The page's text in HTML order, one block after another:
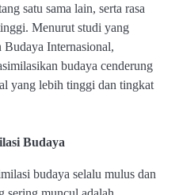
satu sama lain, serta rasa
Menurut studi yang
Internasional,
budaya cenderung
yang lebih tinggi dan tingkat
Budaya
budaya selalu mulus dan